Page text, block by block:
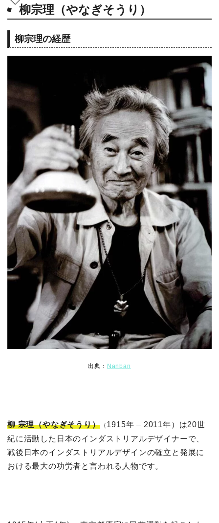
柳宗理（やなぎそうり）
柳宗理の経歴
出典： Nanban
柳 宗理（やなぎそうり）（ 1915年 – 2011年）は20世
紀に活動した日本のインダストリアルデザイナーで、
戦後日本のインダストリアルデザインの確立と発展に
おける最大の功労者と言われる人物です。